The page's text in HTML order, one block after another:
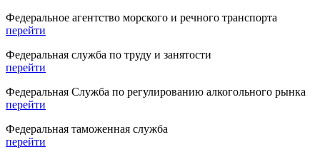
Федеральное агентство морского и речного транспорта
перейти
Федеральная служба по труду и занятости
перейти
Федеральная Служба по регулированию алкогольного рынка
перейти
Федеральная таможенная служба
перейти